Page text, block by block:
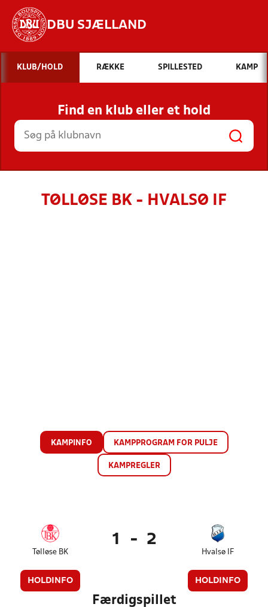
DBU SJÆLLAND
Hvad vil du søge efter?
INDHOLD OG NYHEDER
STILLINGER, RESULTATER, KLUBBER OG
HOLD
KLUB/HOLD RÆKKE SPILLESTED KAMP
Find en klub eller et hold
TØLLØSE BK - HVALSØ IF
KAMPINFO KAMPPROGRAM FOR PULJE
KAMPREGLER
Tølløse BK
HOLDINFO
1 - 2
Hvalsø IF
HOLDINFO
Færdigspillet